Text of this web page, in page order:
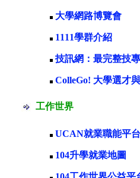
大學網路博覽會
1111學群介紹
技訊網：最完整技
ColleGo! 大學選才
工作世界
UCAN就業職能平台
104升學就業地圖